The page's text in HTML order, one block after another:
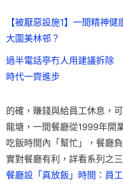
【被厭惡設施1】一間精神
大圍美林邨？
過半電話亭冇人用建議拆除
時代一齊進步
的確，賺錢與給員工休息，
龍塘，一間餐廳從1999年開
吃飯時間內「幫忙」，餐廳
實對餐廳有利，詳看系列之三
餐廳設「真放飯」時間：員